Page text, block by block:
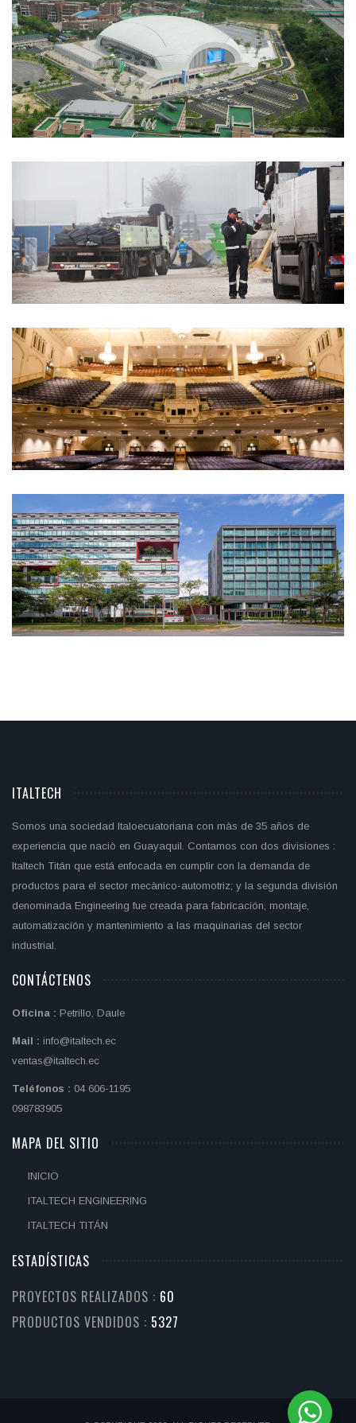
RESEARCH CENTER
Integer tincidunt. Cras dapibus. eleifend ac, enim.
Aliquam...
ARCHITECTURAL DESIGN
Integer tincidunt. Cras dapibus. eleifend ac, enim.
Aliquam...
EDUCATION
Integer tincidunt. Cras dapibus. eleifend ac, enim.
Aliquam...
HEALTHCARE
Integer tincidunt. Cras dapibus. eleifend ac, enim.
Aliquam...
ITALTECH
Somos una sociedad Italoecuatoriana con màs de 35 años de
experiencia que naciò en Guayaquil. Contamos con dos divisiones :
Italtech Titán que está enfocada en cumplir con la demanda de
productos para el sector mecànico-automotriz; y la segunda división
denominada Engineering fue creada para fabricación, montaje,
automatización y mantenimiento a las maquinarias del sector
industrial.
CONTÁCTENOS
Oficina : Petrillo, Daule
Mail : info@italtech.ec
ventas@italtech.ec
Teléfonos : 04 606-1195
098783905
MAPA DEL SITIO
INICIO
ITALTECH ENGINEERING
ITALTECH TITÁN
ESTADÍSTICAS
PROYECTOS REALIZADOS : 67
PRODUCTOS VENDIDOS : 6115